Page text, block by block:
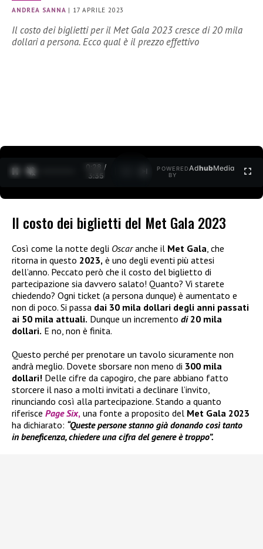
ANDREA SANNA | 17 APRILE 2023
Il costo dei biglietti per il Met Gala 2023 cresce di 20 mila
dollari a persona. Ecco qual è il prezzo effettivo
0:30 /
3:35
POWERED
BY
AdhubMedia
Il costo dei biglietti del Met Gala 2023
Così come la notte degli Oscaranche il Met Gala, che
ritorna in questo 2023, è uno degli eventi più attesi
dell’anno. Peccato però che il costo del biglietto di
partecipazione sia davvero salato! Quanto? Vi starete
chiedendo? Ogni ticket (a persona dunque) è aumentato e
non di poco. Si passa dai 30 mila dollari degli anni passati
ai 50 mila attuali. Dunque un incremento di 20 mila
dollari. E no, non è finita.
Questo perché per prenotare un tavolo sicuramente non
andrà meglio. Dovete sborsare non meno di 300 mila
dollari! Delle cifre da capogiro, che pare abbiano fatto
storcere il naso a molti invitati a declinare l’invito,
rinunciando così alla partecipazione. Stando a quanto
riferisce Page Six, una fonte a proposito del Met Gala 2023
ha dichiarato: “Queste persone stanno già donando così tanto
in beneficenza, chiedere una cifra del genere è troppo”.